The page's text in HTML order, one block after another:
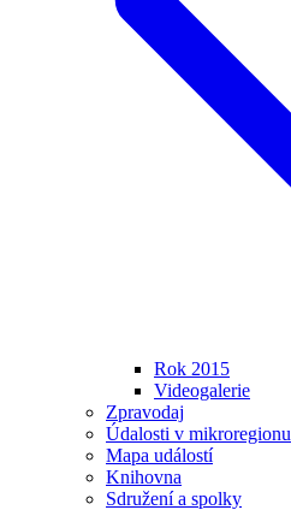
Rok 2015
Videogalerie
Zpravodaj
Údalosti v mikroregionu
Mapa událostí
Knihovna
Sdružení a spolky